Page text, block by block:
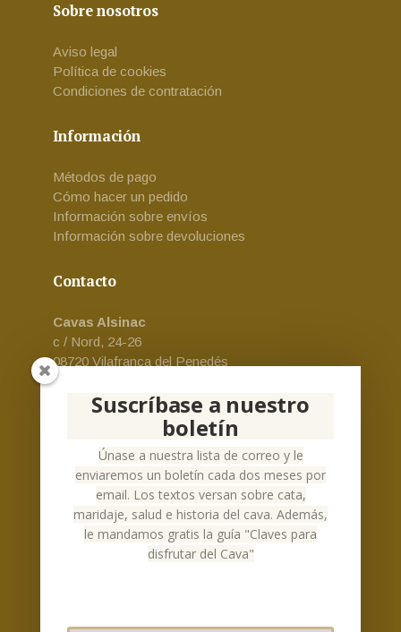
Sobre nosotros
Aviso legal
Política de cookies
Condiciones de contratación
Información
Métodos de pago
Cómo hacer un pedido
Información sobre envíos
Información sobre devoluciones
Contacto
Cavas Alsinac
c / Nord, 24-26
08720 Vilafranca del Penedés
Email:
Teléfono:+34 930 24 73 69
Español
Social Networks
Suscríbase a nuestro
boletín
Únase a nuestra lista de correo y le
enviaremos un boletín cada dos meses por
email. Los textos versan sobre cata,
maridaje, salud e historia del cava. Además,
le mandamos gratis la guía "Claves para
disfrutar del Cava"